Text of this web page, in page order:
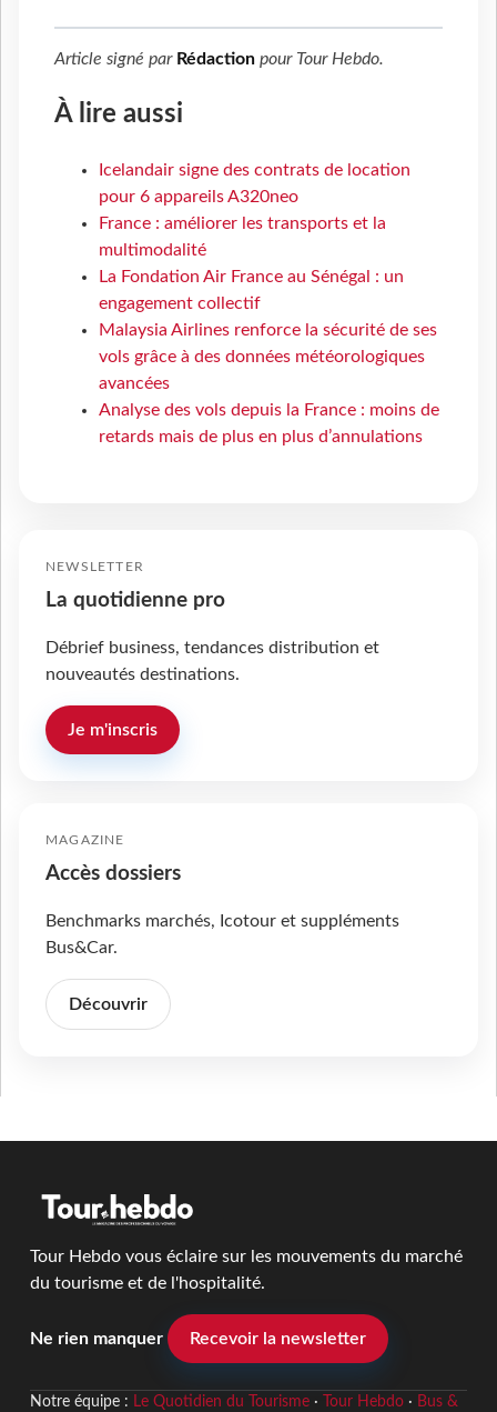
Article signé par Rédaction pour Tour Hebdo.
À lire aussi
Icelandair signe des contrats de location
pour 6 appareils A320neo
France : améliorer les transports et la
multimodalité
La Fondation Air France au Sénégal : un
engagement collectif
Malaysia Airlines renforce la sécurité de ses
vols grâce à des données météorologiques
avancées
Analyse des vols depuis la France : moins de
retards mais de plus en plus d’annulations
NEWSLETTER
La quotidienne pro
Débrief business, tendances distribution et
nouveautés destinations.
Je m'inscris
MAGAZINE
Accès dossiers
Benchmarks marchés, Icotour et suppléments
Bus&Car.
Découvrir
Tour Hebdo vous éclaire sur les mouvements du marché
du tourisme et de l'hospitalité.
Ne rien manquer Recevoir la newsletter
Notre équipe : Le Quotidien du Tourisme· Tour Hebdo· Bus &